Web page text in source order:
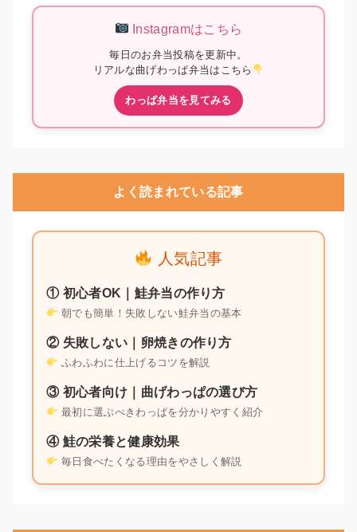
Instagramはこちら
毎日のお弁当投稿を更新中。
リアルな曲げわっぱ弁当はこちら
わっぱ弁当を見てみる
よく読まれている記事
人気記事
① 初心者OK｜鮭弁当の作り方
朝でも簡単！失敗しない鮭弁当の基本
② 失敗しない｜卵焼きの作り方
ふわふわに仕上げるコツを解説
③ 初心者向け｜曲げわっぱの選び方
最初に選ぶべきわっぱを分かりやすく紹介
④ 鮭の栄養と健康効果
毎日食べたくなる理由をやさしく解説